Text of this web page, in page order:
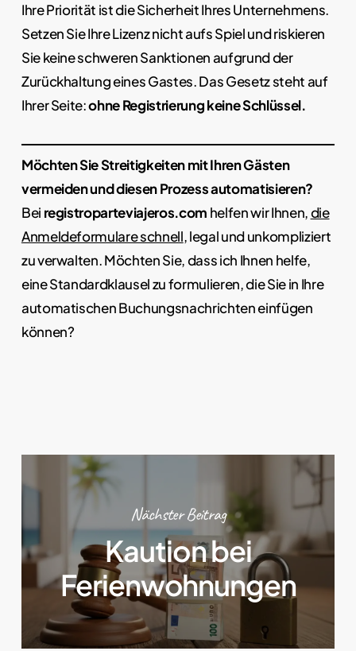
Ihre Priorität ist die Sicherheit Ihres Unternehmens.
Setzen Sie Ihre Lizenz nicht aufs Spiel und riskieren
Sie keine schweren Sanktionen aufgrund der
Zurückhaltung eines Gastes. Das Gesetz steht auf
Ihrer Seite:ohne Registrierung keine Schlüssel.
Möchten Sie Streitigkeiten mit Ihren Gästen
vermeiden und diesen Prozess automatisieren?
Bei registroparteviajeros.com helfen wir Ihnen,die
Anmeldeformulare schnell, legal und unkompliziert
zu verwalten. Möchten Sie, dass ich Ihnen helfe,
eine Standardklausel zu formulieren, die Sie in Ihre
automatischen Buchungsnachrichten einfügen
können?
Nächster Beitrag
Kaution bei
Ferienwohnungen